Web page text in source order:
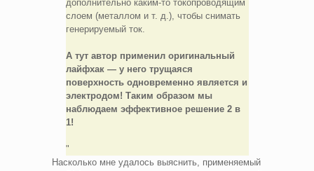
дополнительно каким-то токопроводящим
слоем (металлом и т. д.), чтобы снимать
генерируемый ток.
А тут автор применил оригинальный
лайфхак — у него трущаяся
поверхность одновременно является и
электродом! Таким образом мы
наблюдаем эффективное решение 2 в
1!
Насколько мне удалось выяснить, применяемый